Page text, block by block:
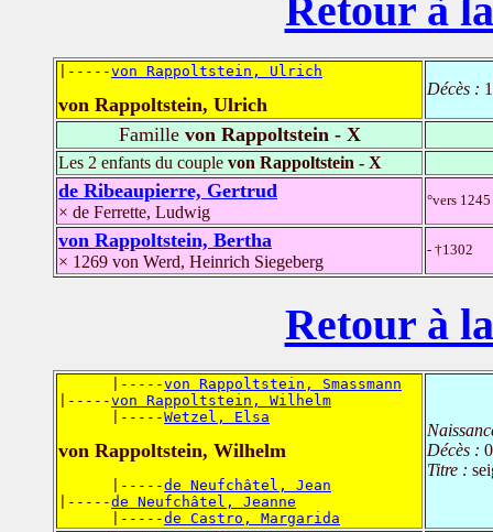
Retour à
|-----von Rappoltstein, Ulrich
von Rappoltstein, Ulrich
Décès :
Famillevon Rappoltstein - X
Les 2 enfants du couple von Rappoltstein - X
de Ribeaupierre, Gertrud
× de Ferrette, Ludwig
°vers
von Rappoltstein, Bertha
× 1269 von Werd, Heinrich Siegeberg
- †1302
Retour à
      |-----
von Rappoltstein, Smassmann
|-----von Rappoltstein, Wilhelm
      |-----
Wetzel, Elsa
von Rappoltstein, Wilhelm
      |-----
de Neufchâtel, Jean
|-----de Neufchâtel, Jeanne
      |-----
de Castro, Margarida
Décès :
Titre :